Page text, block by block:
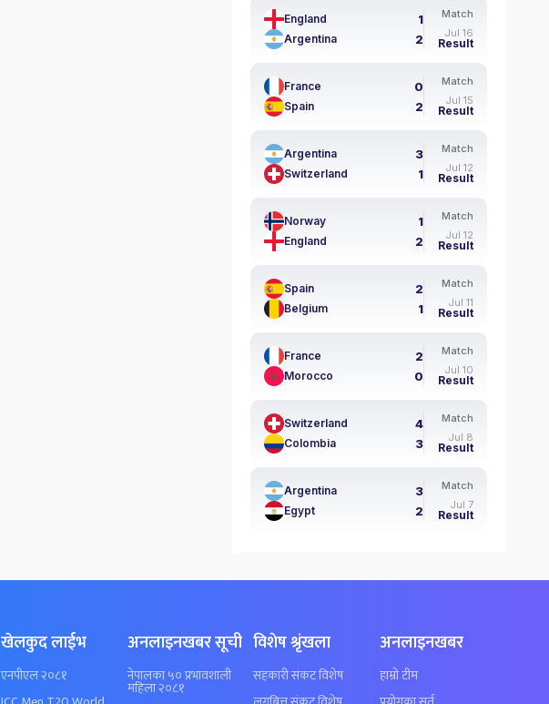
England 1
Argentina 2
Match
Jul 16
Result
France 0
Spain 2
Match
Jul 15
Result
Argentina 3
Switzerland 1
Match
Jul 12
Result
Norway 1
England 2
Match
Jul 12
Result
Spain 2
Belgium 1
Match
Jul 11
Result
France 2
Morocco 0
Match
Jul 10
Result
Switzerland 4
Colombia 3
Match
Jul 8
Result
Argentina 3
Egypt 2
Match
Jul 7
Result
खेलकुद लाईभ
एनपीएल २०८१
अनलाइनखबर सूची
नेपालका ५० प्रभावशाली
महिला २०८१
विशेष श्रृंखला
सहकारी संकट विशेष
अनलाइनखबर
हाम्रो टीम